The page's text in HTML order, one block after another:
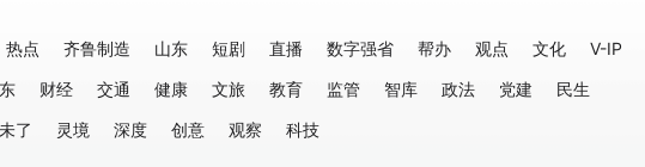
热点 齐鲁制造 山东 短剧 直播 数字强省 帮办 观点 文化
V-IP
财经 交通 健康 文旅 教育 监管 智库 政法 党建
民生
了 灵境 深度 创意 观察 科技